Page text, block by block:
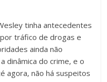
tinha antecedentes
tráfico de drogas e
ainda não
dinâmica do crime, e o
agora, não há suspeitos